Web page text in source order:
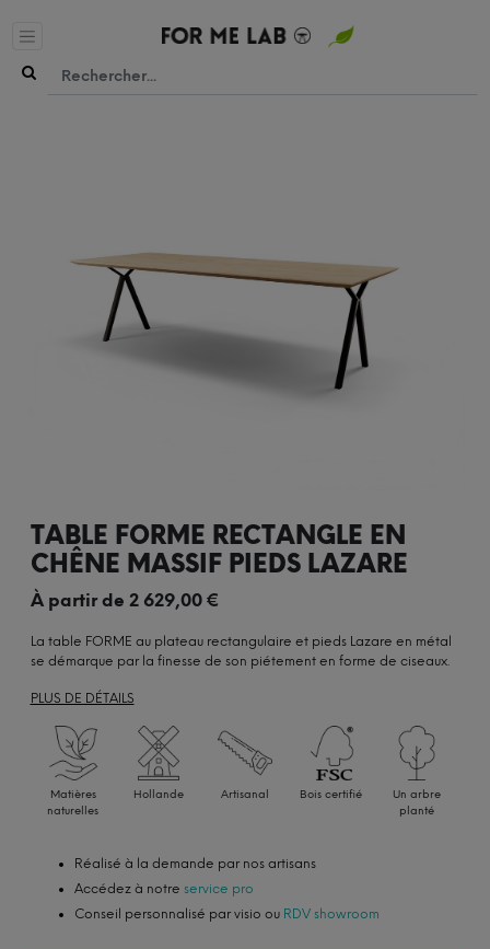
TABLE FORME RECTANGLE EN
CHÊNE MASSIF PIEDS LAZARE
À partir de 2 629,00€
La table FORME au plateau rectangulaire et pieds Lazare en métal
se démarque par la finesse de son piétement en forme de ciseaux.
PLUS DE DÉTAILS
Matières
naturelles
Hollande Artisanal Bois certifié
Un arbre
planté
Réalisé à la demande par nos artisans
Accédez à notre service pro
Conseil personnalisé par visio ou RDV showroom